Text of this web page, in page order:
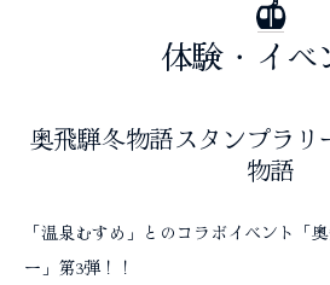
体験・イベ
奥飛騨冬物語スタンプ
物語
「温泉むすめ」とのコラボイベント「
ー」第3弾！！